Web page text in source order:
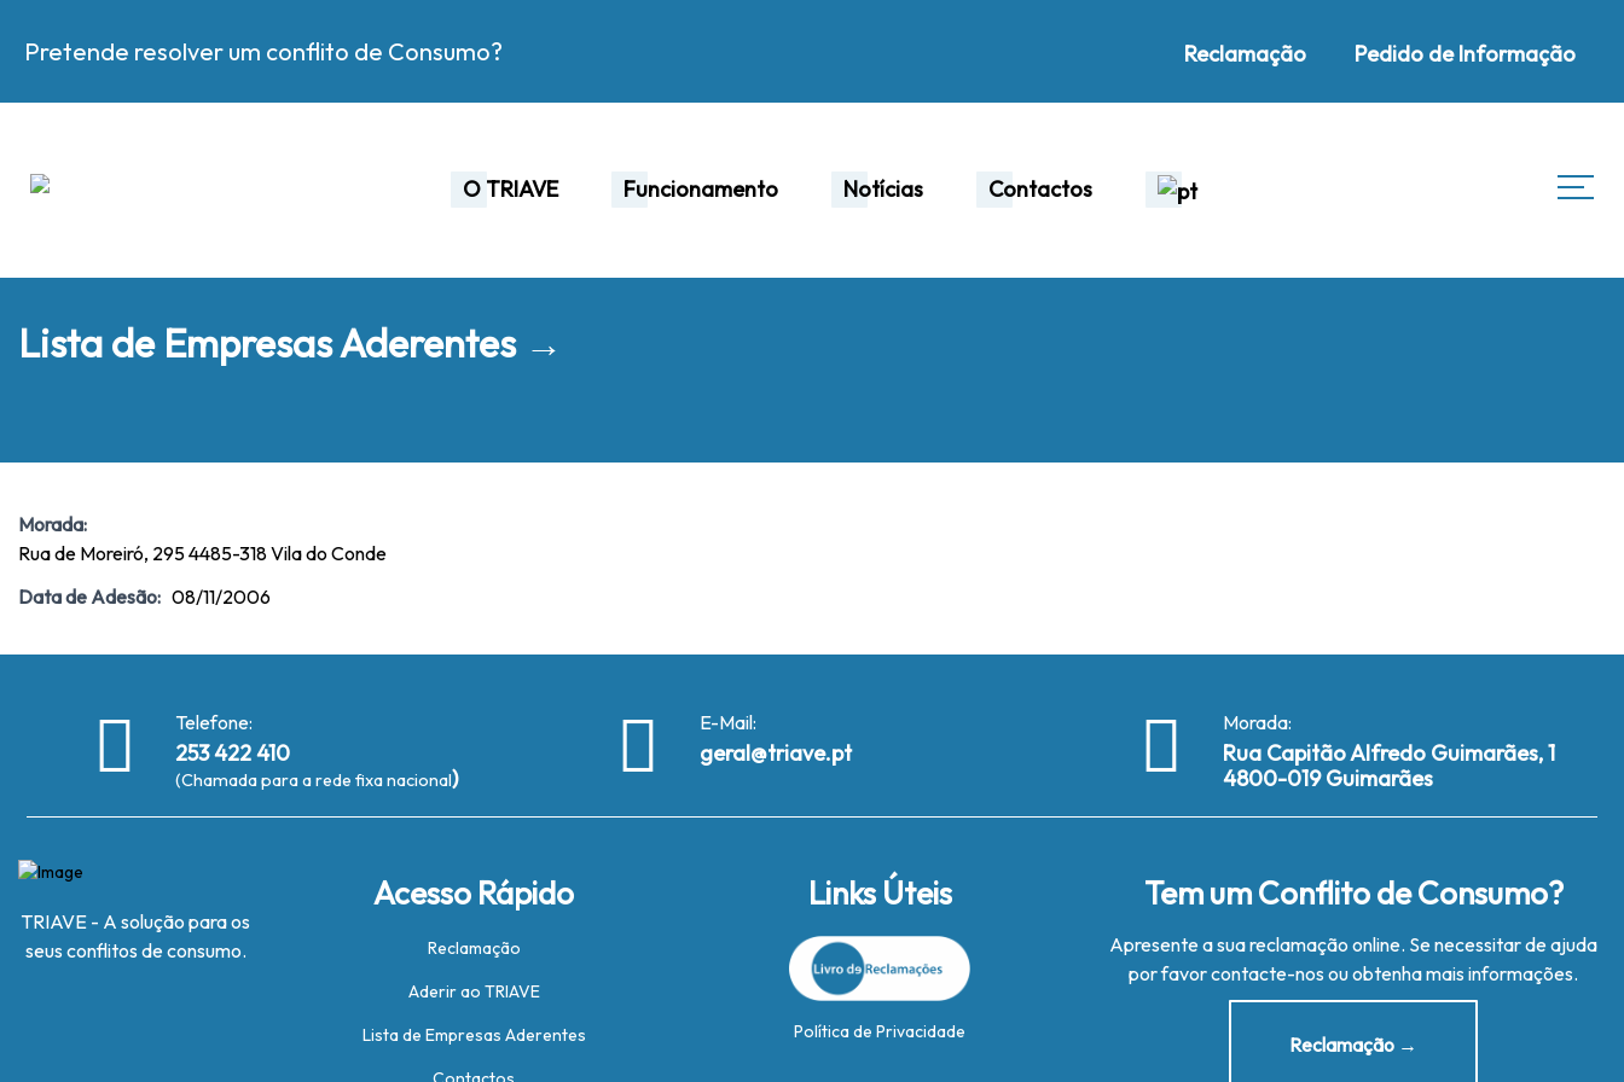
Pretende resolver um conflito de Consumo? Reclamação Pedido de Informação
O TRIAVE Funcionamento Notícias Contactos
Lista de Empresas Aderentes →
Morada:
Rua de Moreiró, 295 4485-318 Vila do Conde
Data de Adesão: 08/11/2006
Telefone:
253 422 410
(Chamada para a rede fixa nacional)
E-Mail:
geral@triave.pt
Morada:
Rua Capitão Alfredo Guimarães, 1
4800-019 Guimarães
TRIAVE - A solução para os
seus conflitos de consumo.
Acesso Rápido
Reclamação
Aderir ao TRIAVE
Lista de Empresas Aderentes
Links Úteis
Política de Privacidade
Tem um Conflito de Consumo?
Apresente a sua reclamação online. Se necessitar de ajuda
por favor contacte-nos ou obtenha mais informações.
Reclamação →